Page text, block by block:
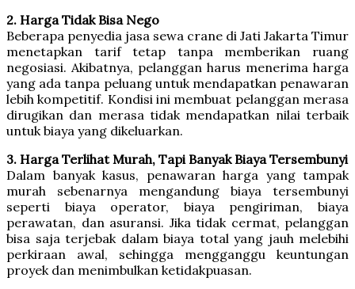
2. Harga Tidak Bisa Nego
Beberapa penyedia jasa sewa crane di Jati Jakarta Timur
menetapkan tarif tetap tanpa memberikan ruang
negosiasi. Akibatnya, pelanggan harus menerima harga
yang ada tanpa peluang untuk mendapatkan penawaran
lebih kompetitif. Kondisi ini membuat pelanggan merasa
dirugikan dan merasa tidak mendapatkan nilai terbaik
untuk biaya yang dikeluarkan.
3. Harga Terlihat Murah, Tapi Banyak Biaya Tersembunyi
Dalam banyak kasus, penawaran harga yang tampak
murah sebenarnya mengandung biaya tersembunyi
seperti biaya operator, biaya pengiriman, biaya
perawatan, dan asuransi. Jika tidak cermat, pelanggan
bisa saja terjebak dalam biaya total yang jauh melebihi
perkiraan awal, sehingga mengganggu keuntungan
proyek dan menimbulkan ketidakpuasan.